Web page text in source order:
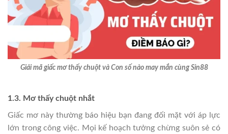
Giải mã giấc mơ thấy chuột và Con số nào may mắn cùng Sin88
1.3. Mơ thấy chuột nhắt
Giấc mơ này thường báo hiệu bạn đang đối mặt với áp lực
lớn trong công việc. Mọi kế hoạch tưởng chừng suôn sẻ có